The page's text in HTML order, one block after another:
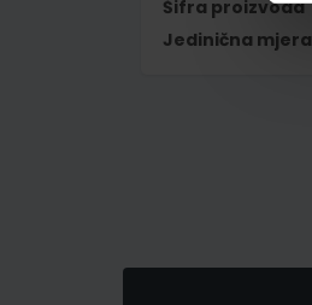
Šifra proizvoda
Jedinična mjera